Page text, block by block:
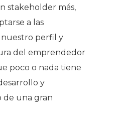
stakeholder más,
a las
nuestro perfil y
del emprendedor
poco o nada tiene
y
de una gran